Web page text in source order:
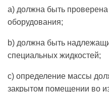
a) должна быть
оборудования;
b) должна быть
специальных жидкостей;
c) определение массы
закрытом помещении во